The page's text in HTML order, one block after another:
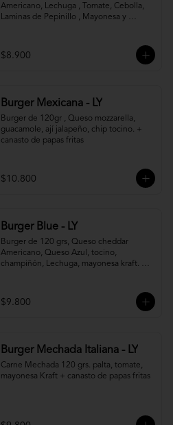
Americano, Lechuga , Tomate, Cebolla,
Laminas de Pepinillo , Mayonesa y
$8.900
Burger Mexicana - LY
Burger de 120gr , Queso mozzarella,
guacamole, ají jalapeño, chip tocino. +
canasto de papas fritas
$10.800
Burger Blue - LY
Burger de 120 grs, Queso cheddar
Americano, Queso Azul, tocino,
champiñón, Lechuga, mayonesa kraft. +
$9.800
Burger Mechada Italiana - LY
Carne Mechada 120 grs. palta, tomate,
mayonesa Kraft + canasto de papas fritas